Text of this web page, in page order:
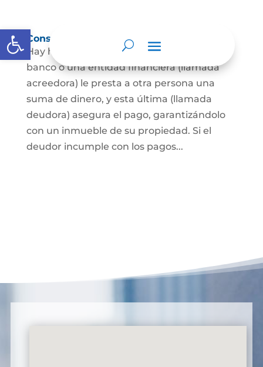
Abrir barra de herramientas
Constitución de hipoteca
Hay hipoteca cuando una persona, o un
banco o una entidad financiera (llamada
acreedora) le presta a otra persona una
suma de dinero, y esta última (llamada
deudora) asegura el pago, garantizándolo
con un inmueble de su propiedad. Si el
deudor incumple con los pagos...